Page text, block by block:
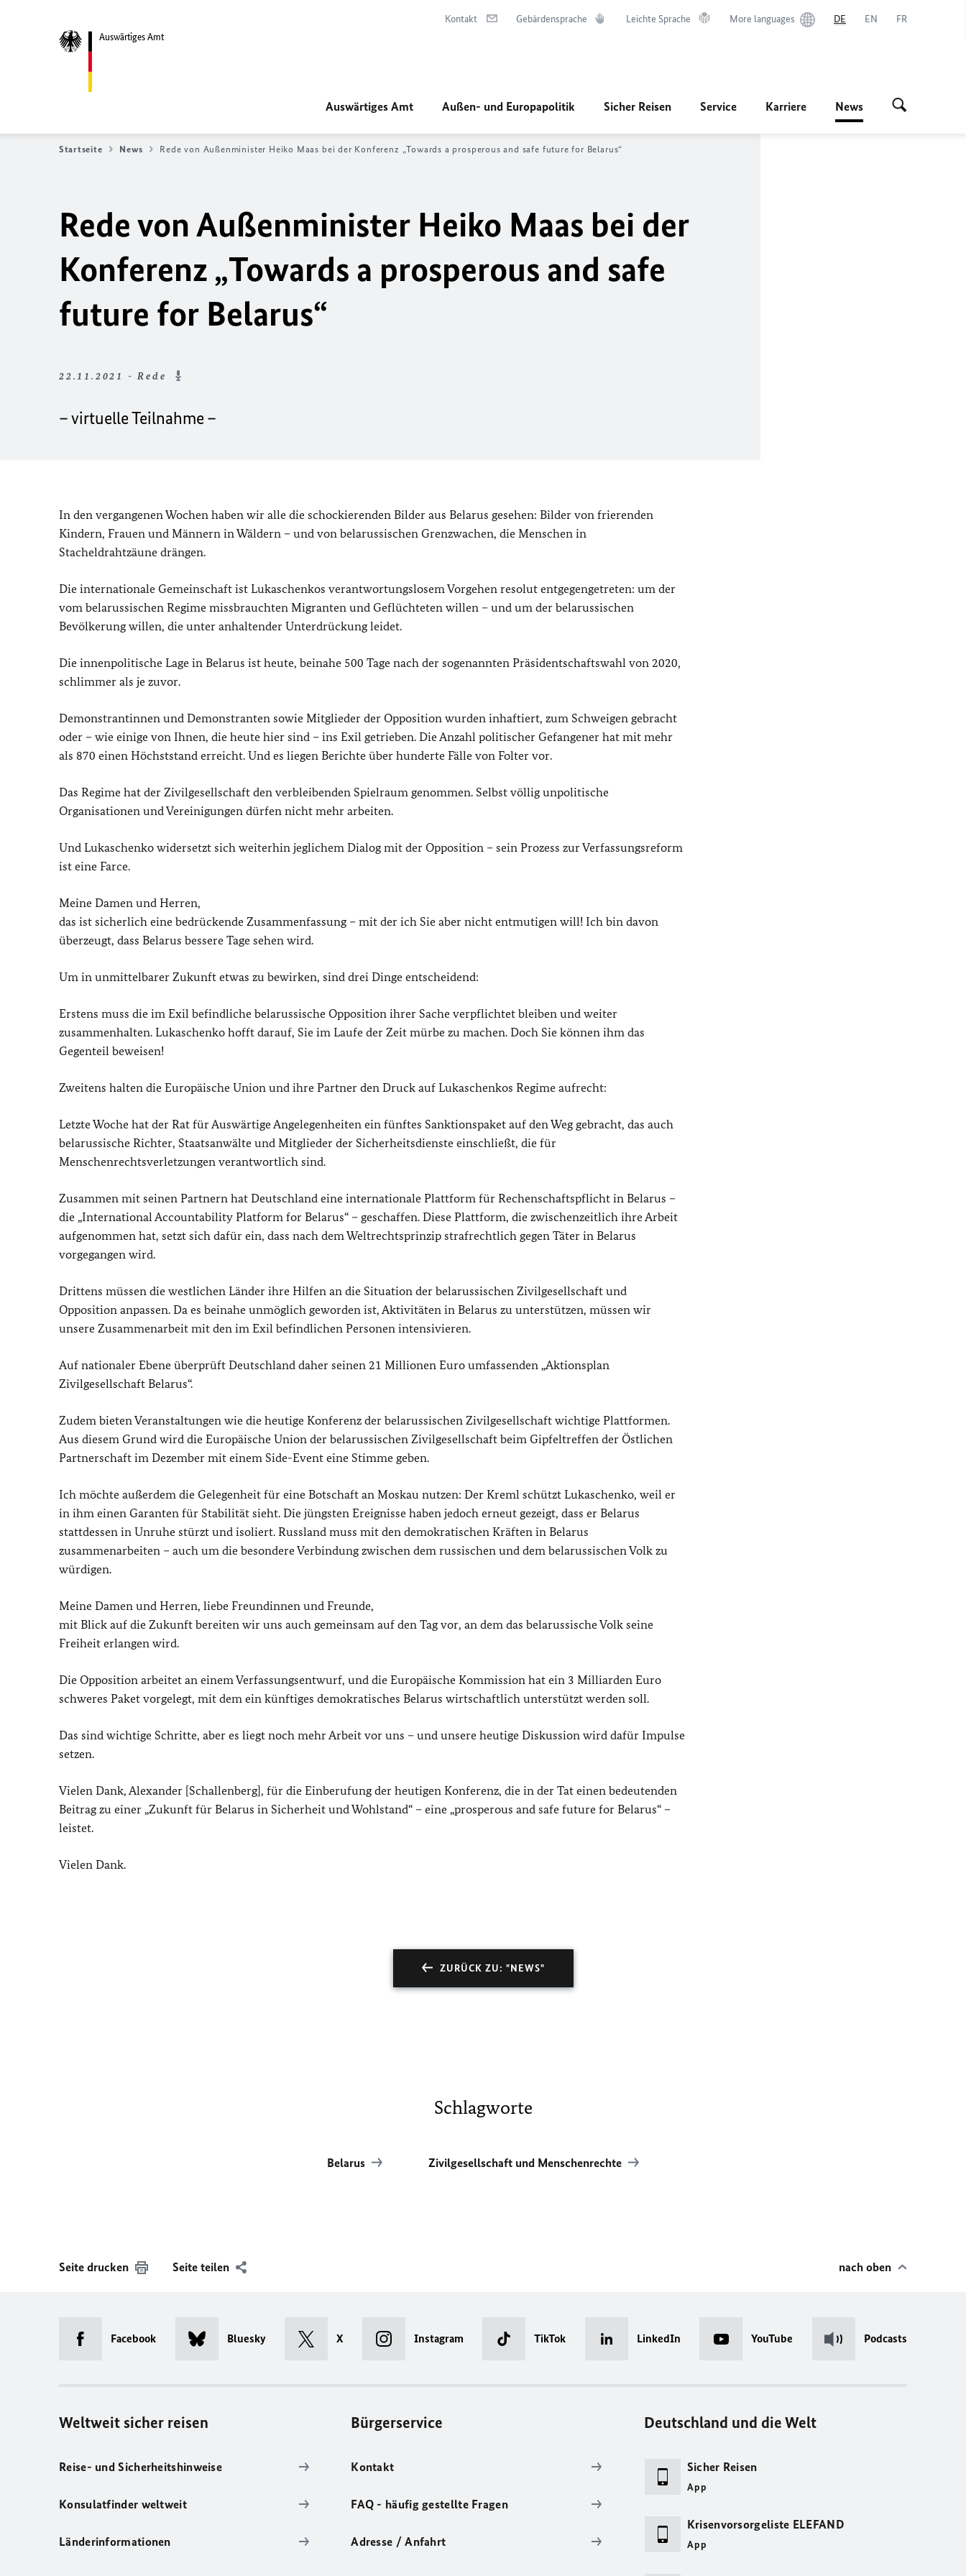
Auswärtiges Amt
Kontakt Gebärdensprache Leichte Sprache More languages DE EN FR
Auswärtiges Amt Außen- und Europapolitik Sicher Reisen Service Karriere News
Startseite News Rede von Außenminister Heiko Maas bei der Konferenz „Towards a prosperous and safe future for Belarus“
Rede von Außenminister Heiko Maas bei der
Konferenz „Towards a prosperous and safe
future for Belarus“
22.11.2021 - Rede
– virtuelle Teilnahme –
In den vergangenen Wochen haben wir alle die schockierenden Bilder aus Belarus gesehen: Bilder von frierenden
Kindern, Frauen und Männern in Wäldern – und von belarussischen Grenzwachen, die Menschen in
Stacheldrahtzäune drängen.
Die internationale Gemeinschaft ist Lukaschenkos verantwortungslosem Vorgehen resolut entgegengetreten: um der
vom belarussischen Regime missbrauchten Migranten und Geflüchteten willen – und um der belarussischen
Bevölkerung willen, die unter anhaltender Unterdrückung leidet.
Die innenpolitische Lage in Belarus ist heute, beinahe 500 Tage nach der sogenannten Präsidentschaftswahl von 2020,
schlimmer als je zuvor.
Demonstrantinnen und Demonstranten sowie Mitglieder der Opposition wurden inhaftiert, zum Schweigen gebracht
oder – wie einige von Ihnen, die heute hier sind – ins Exil getrieben. Die Anzahl politischer Gefangener hat mit mehr
als 870 einen Höchststand erreicht. Und es liegen Berichte über hunderte Fälle von Folter vor.
Das Regime hat der Zivilgesellschaft den verbleibenden Spielraum genommen. Selbst völlig unpolitische
Organisationen und Vereinigungen dürfen nicht mehr arbeiten.
Und Lukaschenko widersetzt sich weiterhin jeglichem Dialog mit der Opposition – sein Prozess zur Verfassungsreform
ist eine Farce.
Meine Damen und Herren,
das ist sicherlich eine bedrückende Zusammenfassung – mit der ich Sie aber nicht entmutigen will! Ich bin davon
überzeugt, dass Belarus bessere Tage sehen wird.
Um in unmittelbarer Zukunft etwas zu bewirken, sind drei Dinge entscheidend:
Erstens muss die im Exil befindliche belarussische Opposition ihrer Sache verpflichtet bleiben und weiter
zusammenhalten. Lukaschenko hofft darauf, Sie im Laufe der Zeit mürbe zu machen. Doch Sie können ihm das
Gegenteil beweisen!
Zweitens halten die Europäische Union und ihre Partner den Druck auf Lukaschenkos Regime aufrecht:
Letzte Woche hat der Rat für Auswärtige Angelegenheiten ein fünftes Sanktionspaket auf den Weg gebracht, das auch
belarussische Richter, Staatsanwälte und Mitglieder der Sicherheitsdienste einschließt, die für
Menschenrechtsverletzungen verantwortlich sind.
Zusammen mit seinen Partnern hat Deutschland eine internationale Plattform für Rechenschaftspflicht in Belarus –
die „International Accountability Platform for Belarus“ – geschaffen. Diese Plattform, die zwischenzeitlich ihre Arbeit
aufgenommen hat, setzt sich dafür ein, dass nach dem Weltrechtsprinzip strafrechtlich gegen Täter in Belarus
vorgegangen wird.
Drittens müssen die westlichen Länder ihre Hilfen an die Situation der belarussischen Zivilgesellschaft und
Opposition anpassen. Da es beinahe unmöglich geworden ist, Aktivitäten in Belarus zu unterstützen, müssen wir
unsere Zusammenarbeit mit den im Exil befindlichen Personen intensivieren.
Auf nationaler Ebene überprüft Deutschland daher seinen 21 Millionen Euro umfassenden „Aktionsplan
Zivilgesellschaft Belarus“.
Zudem bieten Veranstaltungen wie die heutige Konferenz der belarussischen Zivilgesellschaft wichtige Plattformen.
Aus diesem Grund wird die Europäische Union der belarussischen Zivilgesellschaft beim Gipfeltreffen der Östlichen
Partnerschaft im Dezember mit einem Side-Event eine Stimme geben.
Ich möchte außerdem die Gelegenheit für eine Botschaft an Moskau nutzen: Der Kreml schützt Lukaschenko, weil er
in ihm einen Garanten für Stabilität sieht. Die jüngsten Ereignisse haben jedoch erneut gezeigt, dass er Belarus
stattdessen in Unruhe stürzt und isoliert. Russland muss mit den demokratischen Kräften in Belarus
zusammenarbeiten – auch um die besondere Verbindung zwischen dem russischen und dem belarussischen Volk zu
würdigen.
Meine Damen und Herren, liebe Freundinnen und Freunde,
mit Blick auf die Zukunft bereiten wir uns auch gemeinsam auf den Tag vor, an dem das belarussische Volk seine
Freiheit erlangen wird.
Die Opposition arbeitet an einem Verfassungsentwurf, und die Europäische Kommission hat ein 3 Milliarden Euro
schweres Paket vorgelegt, mit dem ein künftiges demokratisches Belarus wirtschaftlich unterstützt werden soll.
Das sind wichtige Schritte, aber es liegt noch mehr Arbeit vor uns – und unsere heutige Diskussion wird dafür Impulse
setzen.
Vielen Dank, Alexander [Schallenberg], für die Einberufung der heutigen Konferenz, die in der Tat einen bedeutenden
Beitrag zu einer „Zukunft für Belarus in Sicherheit und Wohlstand“ – eine „prosperous and safe future for Belarus“ –
leistet.
Vielen Dank.
ZURÜCK ZU: "NEWS"
Schlagworte
Belarus Zivilgesellschaft und Menschenrechte
Seite drucken Seite teilen nach oben
Facebook Bluesky X Instagram TikTok LinkedIn YouTube Podcasts
Weltweit sicher reisen
Reise- und Sicherheitshinweise
Konsulatfinder weltweit
Länderinformationen
Bürgerservice
Kontakt
FAQ - häufig gestellte Fragen
Adresse / Anfahrt
Deutschland und die Welt
Sicher Reisen
App
Krisenvorsorgeliste ELEFAND
App